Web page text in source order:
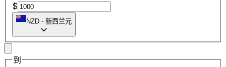
$
NZD - 新西兰元
到